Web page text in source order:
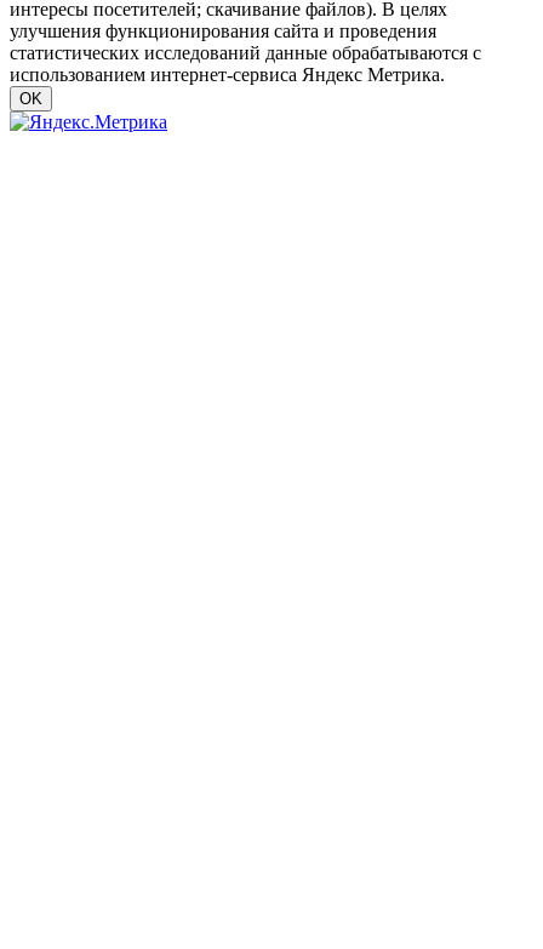
интересы посетителей; скачивание файлов). В целях
улучшения функционирования сайта и проведения
статистических исследований данные обрабатываются с
использованием интернет-сервиса Яндекс Метрика.
OK